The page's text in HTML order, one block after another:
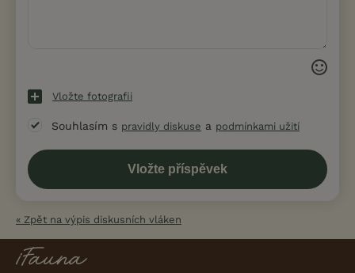
Vložte fotografii
Souhlasím s pravidly diskuse a podmínkami užití
« Zpět na výpis diskusních vláken